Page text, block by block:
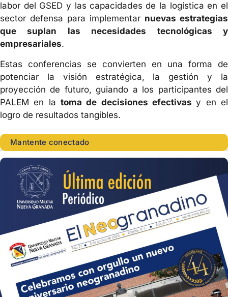
labor del GSED y las capacidades de la logística en el
sector defensa para implementar nuevas estrategias
que suplan las necesidades tecnológicas y
empresariales.
Estas conferencias se convierten en una forma de
potenciar la visión estratégica, la gestión y la
proyección de futuro, guiando a los participantes del
PALEM en la toma de decisiones efectivasy en el
logro de resultados tangibles.
Mantente conectado